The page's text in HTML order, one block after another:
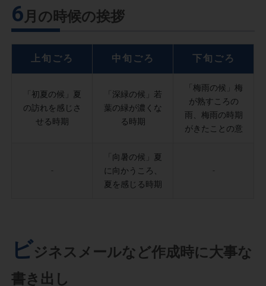
6月の時候の挨拶
上旬ごろ 中旬ごろ 下旬ごろ
「初夏の候」夏
の訪れを感じさ
せる時期
「深緑の候」若
葉の緑が濃くな
る時期
「梅雨の候」梅
が熟すころの
雨、梅雨の時期
がきたことの意
-
「向暑の候」夏
に向かうころ、
夏を感じる時期
-
ビジネスメールなど作成時に大事な
書き出し